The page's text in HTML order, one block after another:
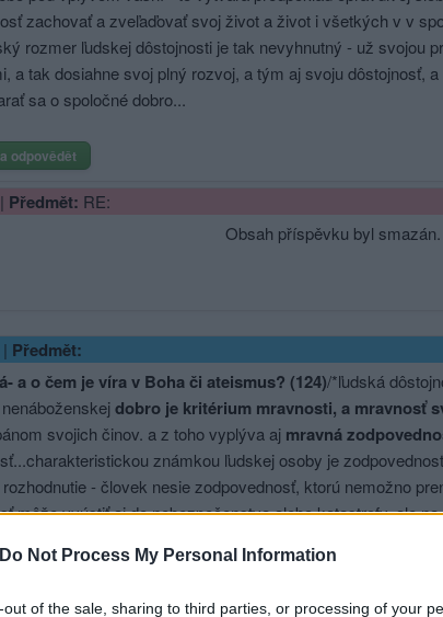
Do Not Process My Personal Information
out of the sale, sharing to third parties, or processing of your
zachovať a zveľaďovať svoj život a život i všetkých v v
rozmer ľudskej dôstojnosti je tak nevyhnutný - už svojou
a tak dosiahne svoj plný rozvoj, a tým aj svoju dôstojnosť,
sa o spoločné dobro...
odpovědět
| Předmět: RE:
Obsah příspěvku byl
| Předmět:
a o čem je víra v Boha či ateismus? (124)/*ľudská
dobro je kritérium mravnosti, a mravnosť
svojich činov. a z toho vyplýva aj mravná
známkou ľudskej osoby je zodpovednosť
- človek nesie zodpovednosť, ktorú nemožno
môže vyústiť aj do nebezpečenstva alebo katastrofy, ale
dobra sa môže človek rozhodnúť iba slobodne -
sloboda v